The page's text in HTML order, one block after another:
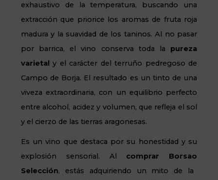
exhaustivo de la temperatura, buscando una
extracción que priorice los aromas de fruta roja
madura y la suavidad de los taninos. Al no pasar
por barrica, el vino conserva toda la pureza
varietal y el carácter del terruño pedregoso de
Campo de Borja. El resultado es un tinto de una
viveza extraordinaria, con un equilibrio perfecto
entre alcohol, acidez y volumen, que refleja el sol
y el cierzo de las tierras aragonesas.
Es un vino que destaca por su honestidad y su
explosión sensorial. Al comprar
Borsao
Selección, estás adquiriendo un mito de la